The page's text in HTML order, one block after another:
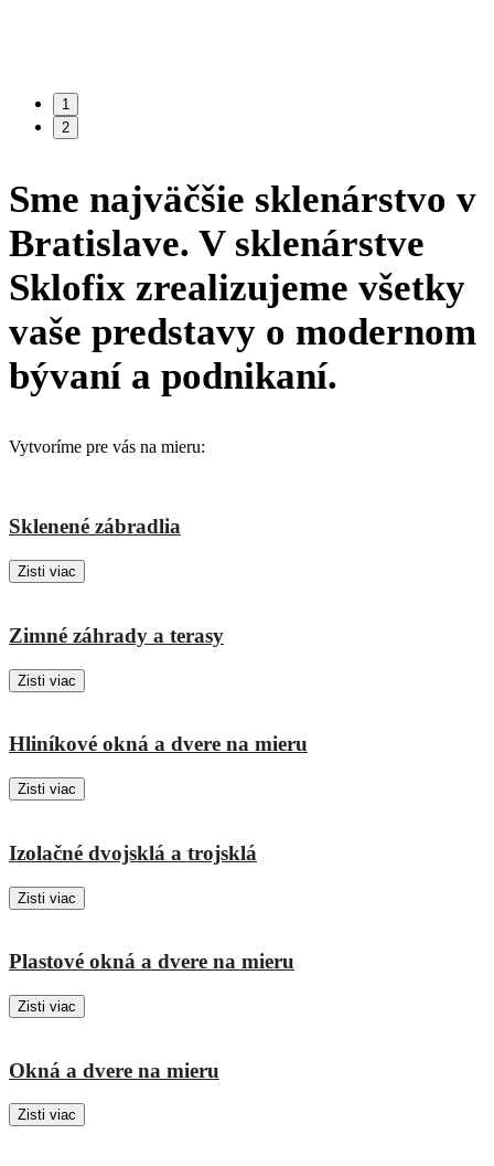
1
2
Sme najväčšie sklenárstvo v
Bratislave. V sklenárstve
Sklofix zrealizujeme všetky
vaše predstavy o modernom
bývaní a podnikaní.
Vytvoríme pre vás na mieru:
Sklenené zábradlia
Zisti viac
Zimné záhrady a terasy
Zisti viac
Hliníkové okná a dvere na mieru
Zisti viac
Izolačné dvojsklá a trojsklá
Zisti viac
Plastové okná a dvere na mieru
Zisti viac
Okná a dvere na mieru
Zisti viac